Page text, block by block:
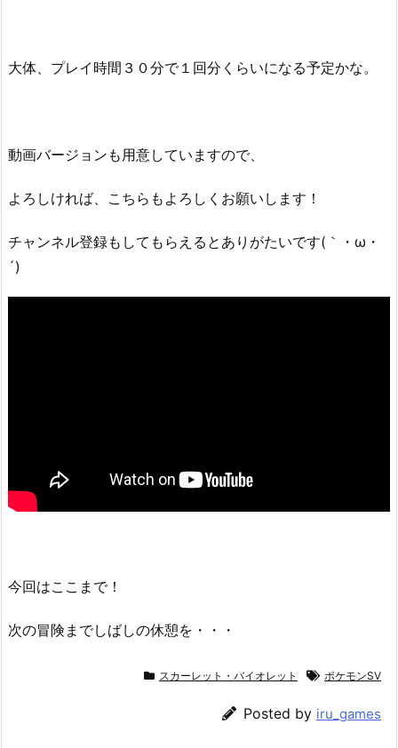
大体、プレイ時間３０分で１回分くらいになる予定かな。
動画バージョンも用意していますので、
よろしければ、こちらもよろしくお願いします！
チャンネル登録もしてもらえるとありがたいです(｀・ω・
´)
今回はここまで！
次の冒険までしばしの休憩を・・・
スカーレット・バイオレット ポケモンSV
Posted by iru_games